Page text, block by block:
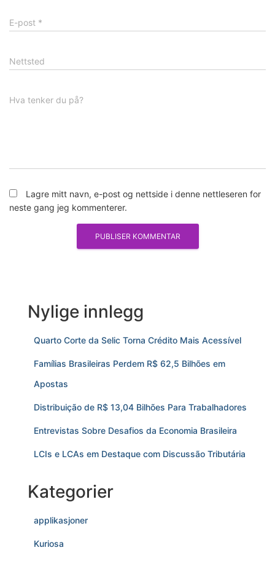
E-post *
Nettsted
Hva tenker du på?
Lagre mitt navn, e-post og nettside i denne nettleseren for
neste gang jeg kommenterer.
Nylige innlegg
Quarto Corte da Selic Torna Crédito Mais Acessível
Famílias Brasileiras Perdem R$ 62,5 Bilhões em
Apostas
Distribuição de R$ 13,04 Bilhões Para Trabalhadores
Entrevistas Sobre Desafios da Economia Brasileira
LCIs e LCAs em Destaque com Discussão Tributária
Kategorier
applikasjoner
Kuriosa